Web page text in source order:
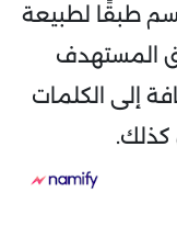
طبقًا لطبيعة
المستهدف
إلى الكلمات
كذلك.